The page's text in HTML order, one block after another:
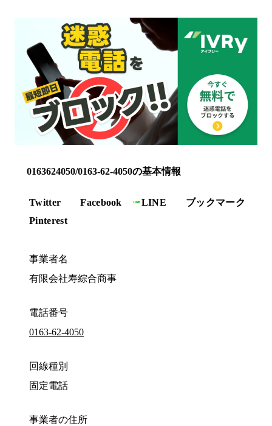
0163624050/0163-62-4050の基本情報
Twitter Facebook LINE
ブックマーク
Pinterest
事業者名
有限会社寿綜合商事
電話番号
0163-62-4050
回線種別
固定電話
事業者の住所